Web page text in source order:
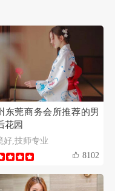
东莞商务会所推荐的男
花园
好,技师专业
8102